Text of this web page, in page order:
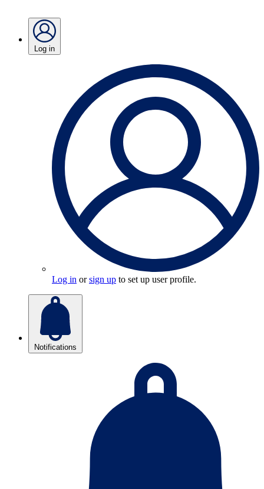
Log in
Log in orsign up to set up user profile.
Notifications